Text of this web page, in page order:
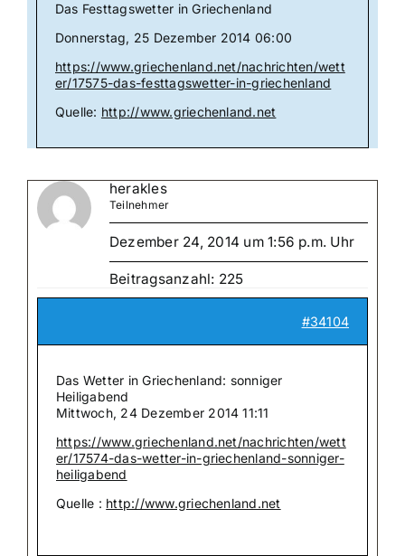
Das Festtagswetter in Griechenland
Donnerstag, 25 Dezember 2014 06:00
https://www.griechenland.net/nachrichten/wett
er/17575-das-festtagswetter-in-griechenland
Quelle: http://www.griechenland.net
herakles
Teilnehmer
Dezember 24, 2014 um 1:56 p.m. Uhr
Beitragsanzahl: 225
#34104
Das Wetter in Griechenland: sonniger
Heiligabend
Mittwoch, 24 Dezember 2014 11:11
https://www.griechenland.net/nachrichten/wett
er/17574-das-wetter-in-griechenland-sonniger-
heiligabend
Quelle : http://www.griechenland.net